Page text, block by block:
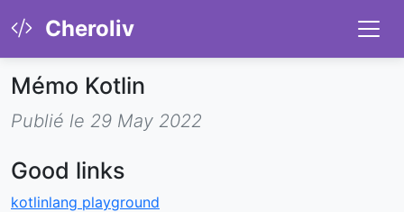
Cheroliv
Mémo Kotlin
Publié le 29 May 2022
Good links
kotlinlang playground